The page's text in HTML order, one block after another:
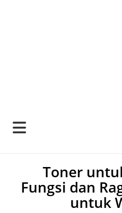
Toner
Fungsi dan
untuk